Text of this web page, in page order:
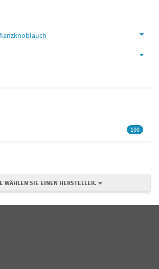
100
WÄHLEN SIE EINEN HERSTELLER.